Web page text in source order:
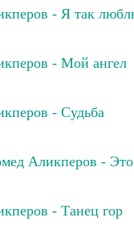
- Я так
- Мой ангел
- Судьба
Аликперов - Это
- Танец гор